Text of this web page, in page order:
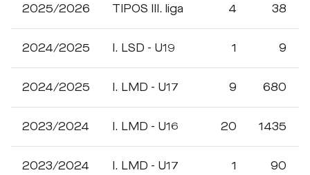
2025/2026 TIPOS III. liga 4 38
2024/2025 I. LSD - U19 1 9
2024/2025 I. LMD - U17 9 680
2023/2024 I. LMD - U16 20 1435
2023/2024 I. LMD - U17 1 90